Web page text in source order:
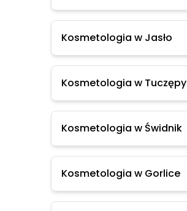
Kosmetologia w Jasło
Kosmetologia w Tuczępy
Kosmetologia w Świdnik
Kosmetologia w Gorlice